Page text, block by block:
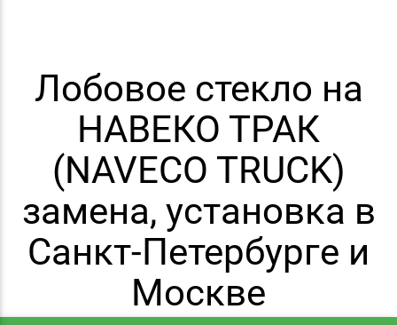
Лобовое стекло на
НАВЕКО ТРАК
(NAVECO TRUCK)
замена, установка в
Санкт-Петербурге и
Москве